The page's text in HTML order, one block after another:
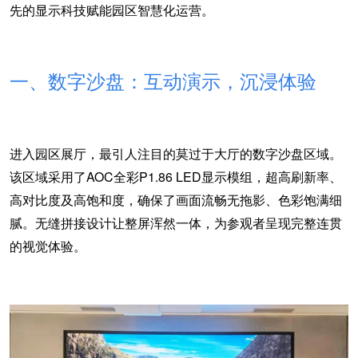
先的显示科技赋能园区智慧化运营。
一、 数字沙盘：互动演示，沉浸体验
进入园区展厅，最引人注目的莫过于大厅的数字沙盘区域。
该区域采用了AOC全彩P1.86 LED显示模组， 超高刷新率、
高对比度及高饱和度，确保了画面流畅无拖影、色彩饱满细
腻。 无缝拼接设计让整屏浑然一体，为参观者呈现完整连贯
的视觉体验。